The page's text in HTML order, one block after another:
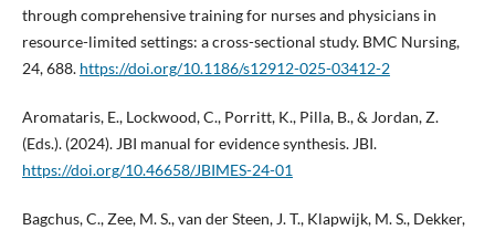
through comprehensive training for nurses and physicians in
resource-limited settings: a cross-sectional study. BMC Nursing,
24, 688. https://doi.org/10.1186/s12912-025-03412-2
Aromataris, E., Lockwood, C., Porritt, K., Pilla, B., & Jordan, Z.
(Eds.). (2024). JBI manual for evidence synthesis. JBI.
https://doi.org/10.46658/JBIMES-24-01
Bagchus, C., Zee, M. S., van der Steen, J. T., Klapwijk, M. S., Dekker,